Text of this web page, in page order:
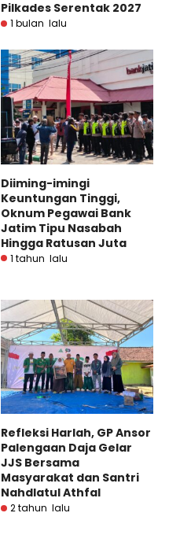
Pilkades Serentak 2027
1 bulan lalu
Diiming-imingi
Keuntungan Tinggi,
Oknum Pegawai Bank
Jatim Tipu Nasabah
Hingga Ratusan Juta
1 tahun lalu
Refleksi Harlah, GP Ansor
Palengaan Daja Gelar
JJS Bersama
Masyarakat dan Santri
Nahdlatul Athfal
2 tahun lalu